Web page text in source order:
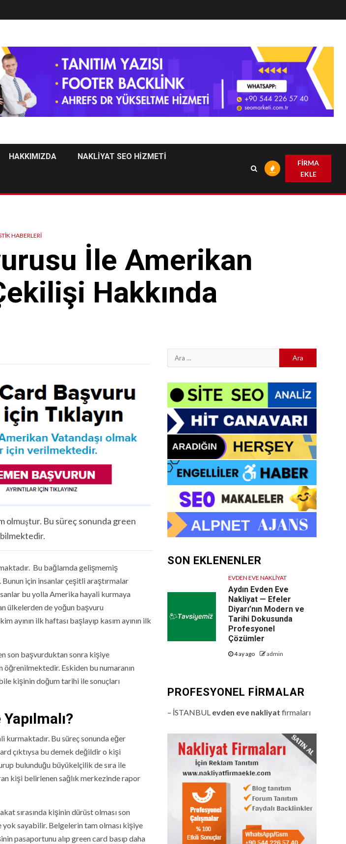
HAKKIMIZDA NAKLİYAT SEO HİZMETİ
FİRMA
EKLE
HABERLERI
İle Amerikan
Hakkında
olmuştur. Bu süreç sonunda green
Bu bağlamda gelişmemiş
Bunun için insanlar çeşitli araştırmalar
bu yolla Amerika hayali kurmaya
ülkelerden de yoğun başvuru
ilk haftası başlayıp kasım ayının ilk
son başvurduktan sonra kişiye
Eskiden bu numaranın
kişinin doğum tarihi ile sonuçları
kurmaktadır. Bu süreç sonunda eğer
çıktıysa bu demek değildir o kişi
bulunduğu büyükelçilik de sıra ile
kişi belirlenen sağlık merkezinde rapor
sırasında kişinin dürüst olması son
sayabilir. Belgelerin tam olması kişiye
pasaportunu alıp green card basıp daha
Arama:
SON EKLENENLER
EVDEN EVE NAKLIYAT
Aydın Evden Eve
Nakliyat — Efeler
Diyarı’nın Modern ve
Tarihi Dokusunda
Profesyonel
Çözümler
4 ay ago admin
PROFESYONEL FIRMALAR
– İSTANBUL evden eve nakliyat firmaları